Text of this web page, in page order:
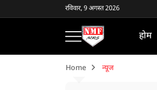
रविवार, 9 अगस्त 2026
होम
Home न्यूज